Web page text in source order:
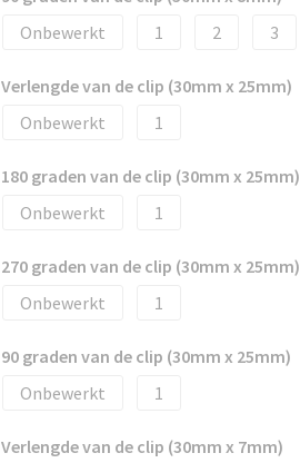
Onbewerkt
1 2 3
Verlengde van de clip (30mm x 25mm)
Onbewerkt
1
180 graden van de clip (30mm x 25mm)
Onbewerkt
1
270 graden van de clip (30mm x 25mm)
Onbewerkt
1
90 graden van de clip (30mm x 25mm)
Onbewerkt
1
Verlengde van de clip (30mm x 7mm)